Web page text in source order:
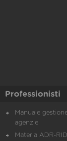
Professionisti
Manuale
agenzie
Materia ADR-